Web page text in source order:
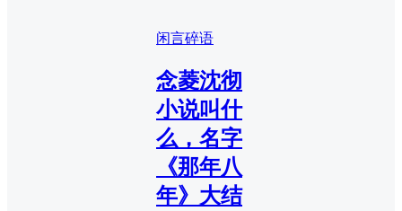
闲言碎语
念菱沈彻
小说叫什
么，名字
《那年八
年》大结